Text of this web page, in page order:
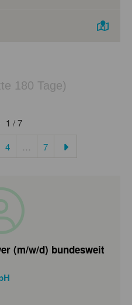
Einstellungen zu
180 Tage)
1 / 7
4 … 7
(m/w/d) bundesweit